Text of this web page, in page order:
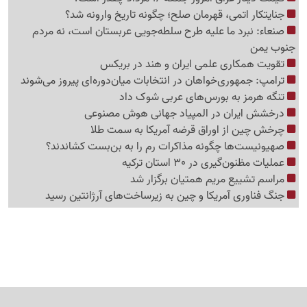
جنایتکار اتمی، قهرمان صلح؛ چگونه تاریخ وارونه شد؟
صنعاء: نبرد ما علیه طرح سلطه‌جویی عربستان است، نه مردم
جنوب یمن
تقویت همکاری علمی ایران و هند در بریکس
ترامپ: جمهوری‌خواهان در انتخابات میان‌دوره‌ای پیروز می‌شوند
تنگه هرمز به بورس‌های عربی شوک داد
درخشش ایران در المپیاد جهانی هوش مصنوعی
چرخش چین از اوراق قرضه آمریکا به سمت طلا
صهیونیست‌ها چگونه مذاکرات رم را به بن‌بست کشاندند؟
عملیات مظنون‌گیری در 30 استان ترکیه
مراسم تشییع مریم همتیان برگزار شد
جنگ فناوری آمریکا و چین به زیرساخت‌های آرژانتین رسید